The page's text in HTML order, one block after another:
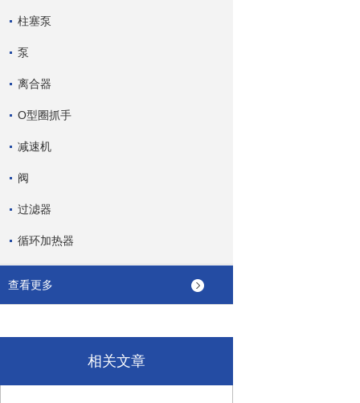
柱塞泵
泵
离合器
O型圈抓手
减速机
阀
过滤器
循环加热器
查看更多
相关文章